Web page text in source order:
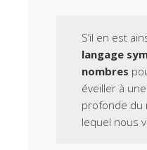
S’il en est
langage
nombres
éveiller à
profonde du
lequel nous